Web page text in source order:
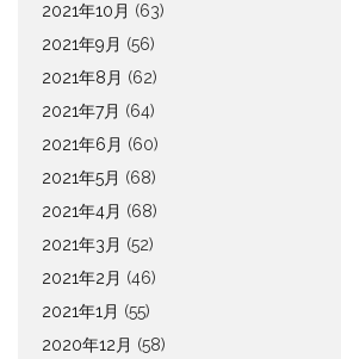
2021年10月 (63)
2021年9月 (56)
2021年8月 (62)
2021年7月 (64)
2021年6月 (60)
2021年5月 (68)
2021年4月 (68)
2021年3月 (52)
2021年2月 (46)
2021年1月 (55)
2020年12月 (58)